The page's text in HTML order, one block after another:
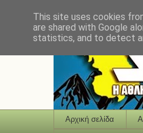
Αρχική σελίδα
This site uses cookies
are shared with Google
statistics, and to detect